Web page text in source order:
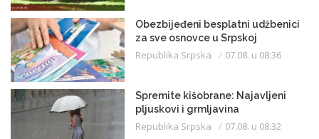
Obezbijeđeni besplatni udžbenici
za sve osnovce u Srpskoj
Republika Srpska 07.08. u 08:36
Spremite kišobrane: Najavljeni
pljuskovi i grmljavina
Republika Srpska 07.08. u 08:32